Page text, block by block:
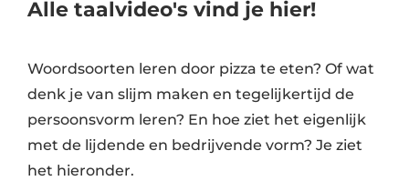
Alle taalvideo's vind je hier!
Woordsoorten leren door pizza te eten? Of wat
denk je van slijm maken en tegelijkertijd de
persoonsvorm leren? En hoe ziet het eigenlijk
met de lijdende en bedrijvende vorm? Je ziet
het hieronder.